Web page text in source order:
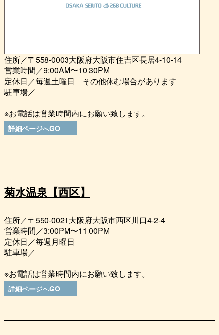
住所／〒558-0003大阪府大阪市住吉区長居4-10-14
営業時間／9:00AM〜10:30PM
定休日／毎週土曜日 その他休む場合があります
駐車場／
※お電話は営業時間内にお願い致します。
詳細ページへGO
菊水温泉【西区】
住所／〒550-0021大阪府大阪市西区川口4-2-4
営業時間／3:00PM〜11:00PM
定休日／毎週月曜日
駐車場／
※お電話は営業時間内にお願い致します。
詳細ページへGO